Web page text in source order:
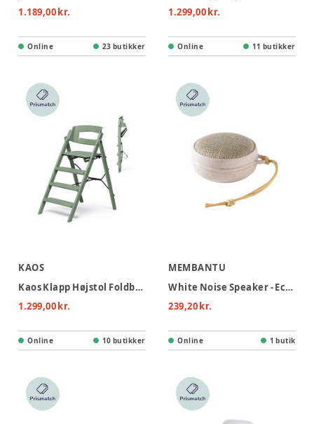
1.189,00 kr.
Online 23 butikker
1.299,00 kr.
Online 11 butikker
KAOS
Kaos Klapp Højstol Foldbar - Genbrugsplast - Grøn
1.299,00 kr.
Online 10 butikker
MEMBANTU
White Noise Speaker - Echo, Hvede
239,20 kr.
Online 1 butik